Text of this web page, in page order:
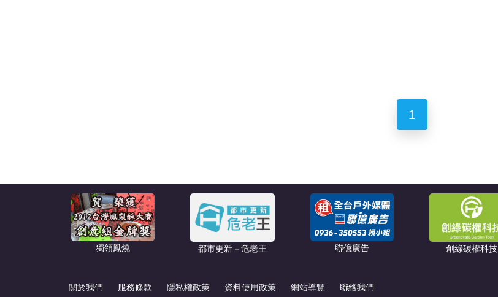
1
獨領鳳燒 都市更新－危老王 聯億廣告 創綠碳權科技
關於我們 服務條款 隱私權政策 資料使用政策 網站導覽 聯絡我們